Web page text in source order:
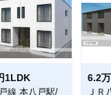
1LDK
線 本八戸駅/
6.2
ＪＲ